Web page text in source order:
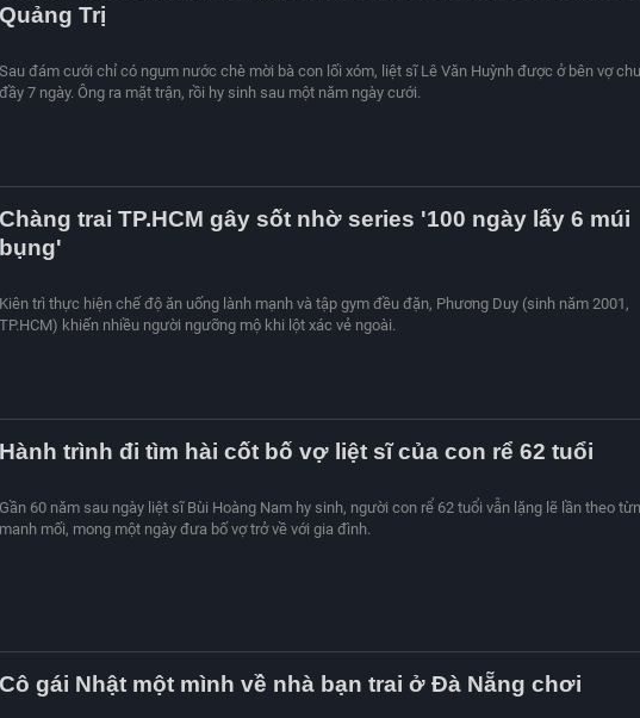
Quảng Trị
Sau đám cưới chỉ có ngụm nước chè mời bà con lối xóm, liệt sĩ Lê Văn Huỳnh được ở bên vợ
đầy 7 ngày. Ông ra mặt trận, rồi hy sinh sau một năm ngày cưới.
Chàng trai TP.HCM gây sốt nhờ series '100 ngày lấy 6 múi
bụng'
Kiên trì thực hiện chế độ ăn uống lành mạnh và tập gym đều đặn, Phương Duy (sinh năm 2001,
TP.HCM) khiến nhiều người ngưỡng mộ khi lột xác vẻ ngoài.
Hành trình đi tìm hài cốt bố vợ liệt sĩ của con rể 62 tuổi
Gần 60 năm sau ngày liệt sĩ Bùi Hoàng Nam hy sinh, người con rể 62 tuổi vẫn lặng lẽ lần theo
manh mối, mong một ngày đưa bố vợ trở về với gia đình.
Cô gái Nhật một mình về nhà bạn trai ở Đà Nẵng chơi